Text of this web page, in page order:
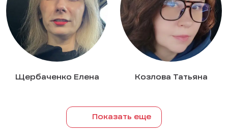
Щербаченко Елена Козлова Татьяна
Показать еще